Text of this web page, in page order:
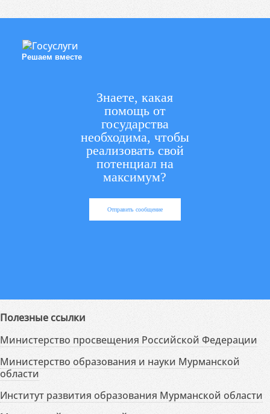
Решаем вместе
Знаете, какая
помощь от
государства
необходима, чтобы
реализовать свой
потенциал на
максимум?
Отправить сообщение
Полезные ссылки
Министерство просвещения Российской Федерации
Министерство образования и науки Мурманской
области
Институт развития образования Мурманской области